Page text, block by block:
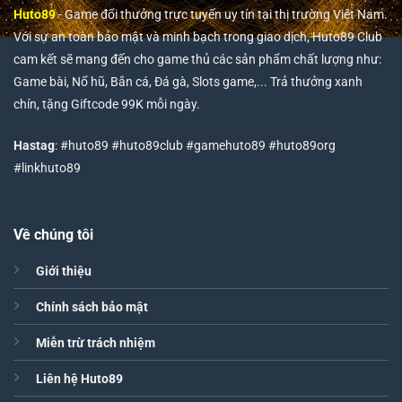
Huto89- Game đổi thưởng trực tuyến uy tín tại thị trường Việt Nam.
Với sự an toàn bảo mật và minh bạch trong giao dịch, Huto89 Club
cam kết sẽ mang đến cho game thủ các sản phẩm chất lượng như:
Game bài, Nổ hũ, Bắn cá, Đá gà, Slots game,... Trả thưởng xanh
chín, tặng Giftcode 99K mỗi ngày.
Hastag: #huto89 #huto89club #gamehuto89 #huto89org
#linkhuto89
Về chúng tôi
Giới thiệu
Chính sách bảo mật
Miễn trừ trách nhiệm
Liên hệ Huto89